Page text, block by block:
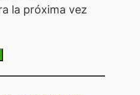
la próxima vez